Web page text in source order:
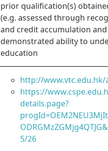
prior qualification(s)
(e.g. assessed through
and credit accumulation
demonstrated ability to
education
http://www.vtc.edu.hk/
https://
details.page?
5/26